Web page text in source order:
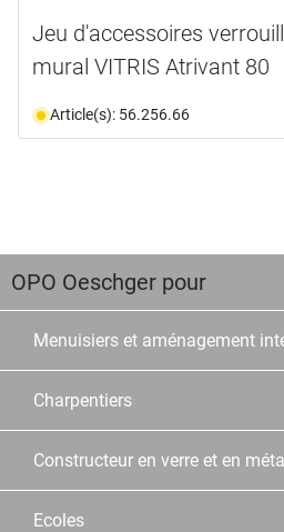
Jeu d'accessoires
mural VITRIS Atrivant 80
Article(s): 56.256.66
OPO Oeschger pour
Menuisiers et aménagement
Charpentiers
Constructeur en verre et en
Ecoles